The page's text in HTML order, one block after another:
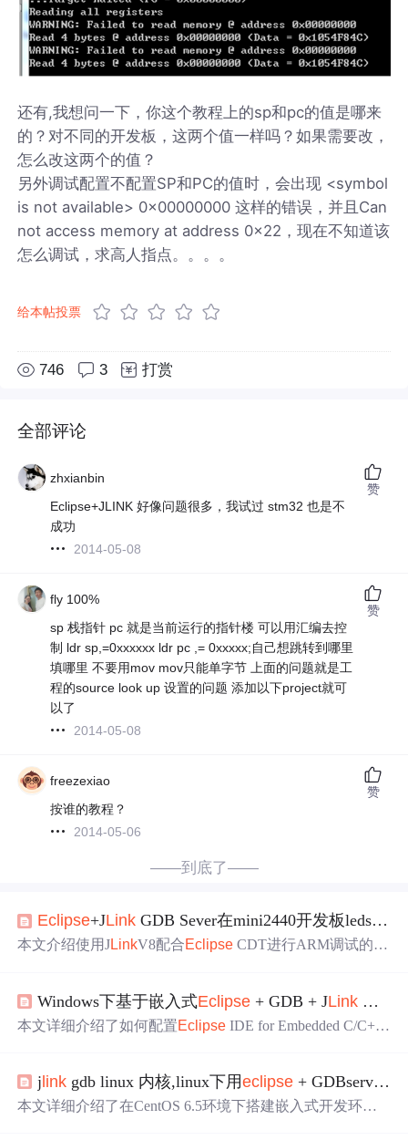
还有,我想问一下，你这个教程上的sp和pc的值是哪来
的？对不同的开发板，这两个值一样吗？如果需要改，
怎么改这两个的值？
另外调试配置不配置SP和PC的值时，会出现 <symbol
is not available> 0x00000000 这样的错误，并且Can
not access memory at address 0x22，现在不知道该
怎么调试，求高人指点。。。。
给本帖投票
746 3 打赏
全部评论
zhxianbin
Eclipse+JLINK 好像问题很多，我试过 stm32 也是不
成功
2014-05-08
赞
fly 100%
sp 栈指针 pc 就是当前运行的指针楼 可以用汇编去控
制 ldr sp,=0xxxxxx ldr pc ,= 0xxxxx;自己想跳转到哪里
填哪里 不要用mov mov只能单字节 上面的问题就是工
程的source look up 设置的问题 添加以下project就可
以了
2014-05-08
赞
freezexiao
按谁的教程？
2014-05-06
赞
——到底了——
Eclipse+JLink GDB Sever在mini2440开发板leds点灯程序调试过程
本文介绍使用JLinkV8配合Eclipse CDT进行ARM调试的方
Windows下基于嵌入式Eclipse + GDB + JLink
本文详细介绍了如何配置Eclipse IDE for Embedded C/C++
-q2-update以及JLink软件。接着，设置了Eclipse的调试配
置，包括指定JLinkGDBServerCL.exe和arm-none-eabi-gdb.e
jlink gdb linux 内核,linux下用eclipse + GDBserver + J
本文详细介绍了在CentOS 6.5环境下搭建嵌入式开发环境